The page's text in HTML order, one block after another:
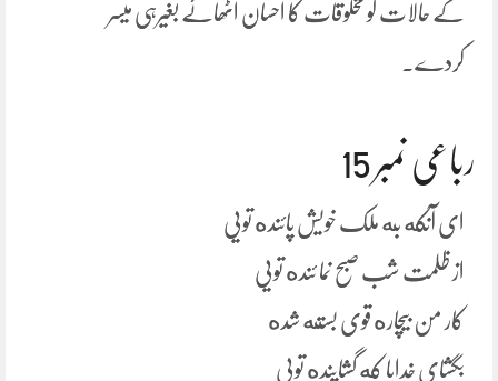
کے حالات کو مخلوقات کا احسان اُٹھائے بغیرہی میسر
کردے۔
رباعی نمبر 15
ای آنکه به ملک خویش پائنده تویی
از ظلمت شب صبح نما ئنده تویی
کار من بیچاره قوی بسته شده
بگشای خدایا که گشاینده تویی